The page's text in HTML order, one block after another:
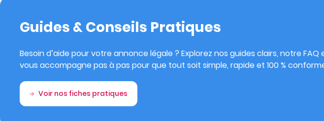
Guides & Conseils Pratiques
Besoin d’aide pour votre annonce légale ? Explorez nos guides clairs, notre
vous accompagne pas à pas pour que tout soit simple, rapide et 100 %
Voir nos fiches pratiques